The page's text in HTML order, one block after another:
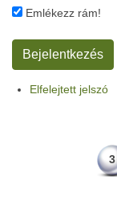
Emlékezz rám!
Elfelejtett jelszó
3